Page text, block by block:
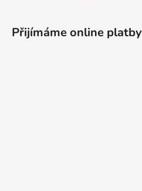
Přijímáme online platby